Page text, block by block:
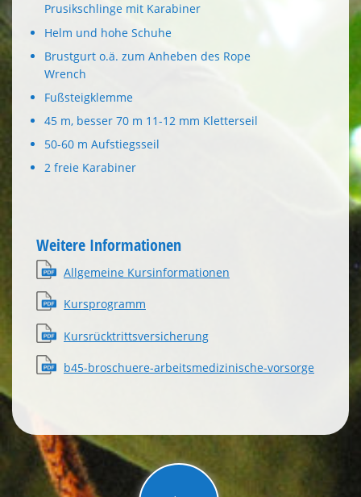
Prusikschlinge mit Karabiner
Helm und hohe Schuhe
Brustgurt o.ä. zum Anheben des Rope
Wrench
Fußsteigklemme
45 m, besser 70 m 11-12 mm Kletterseil
50-60 m Aufstiegsseil
2 freie Karabiner
Weitere Informationen
Allgemeine Kursinformationen
Kursprogramm
Kursrücktrittsversicherung
b45-broschuere-arbeitsmedizinische-vorsorge